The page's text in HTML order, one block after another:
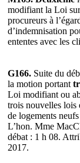
modifiant la Loi
procureurs à
d’indemnisation
ententes avec les
G166. Suite du
la motion portant
Loi modifiant ou
trois nouvelles lois
de logements
L’hon. Mme
débat : 1 h 08.
2017.